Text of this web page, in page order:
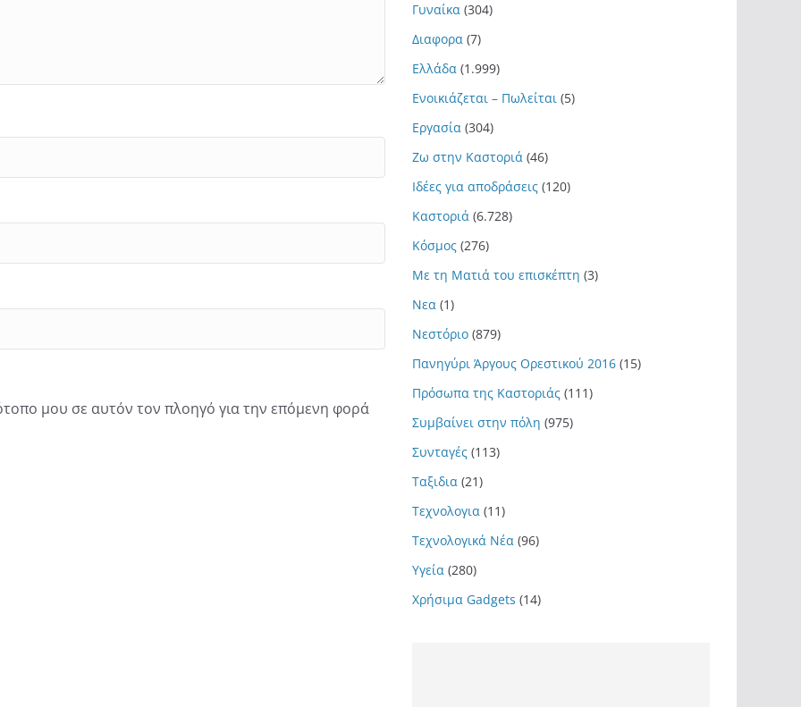
μου σε αυτόν τον πλοηγό για την επόμενη φορά
Γυναίκα (304)
Διαφορα (7)
Ελλάδα (1.999)
Ενοικιάζεται – Πωλείται (5)
Εργασία (304)
Ζω στην Καστοριά (46)
Ιδέες για αποδράσεις (120)
Καστοριά (6.728)
Κόσμος (276)
Με τη Ματιά του επισκέπτη (3)
Νεα (1)
Νεστόριο (879)
Πανηγύρι Άργους Ορεστικού 2016 (15)
Πρόσωπα της Καστοριάς (111)
Συμβαίνει στην πόλη (975)
Συνταγές (113)
Ταξιδια (21)
Τεχνολογια (11)
Τεχνολογικά Νέα (96)
Υγεία (280)
Χρήσιμα Gadgets (14)